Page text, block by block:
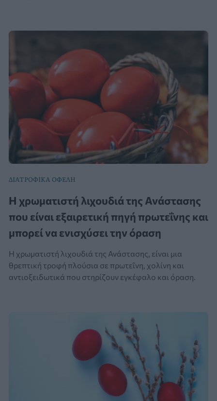
ΔΙΑΤΡΟΦΙΚΑ ΟΦΕΛΗ
Η χρωματιστή λιχουδιά της Ανάστασης
που είναι εξαιρετική πηγή πρωτεΐνης και
μπορεί να ενισχύσει την όραση
Η χρωματιστή λιχουδιά της Ανάστασης, είναι μια
θρεπτική τροφή πλούσια σε πρωτεΐνη, χολίνη και
αντιοξειδωτικά που στηρίζουν εγκέφαλο και όραση.